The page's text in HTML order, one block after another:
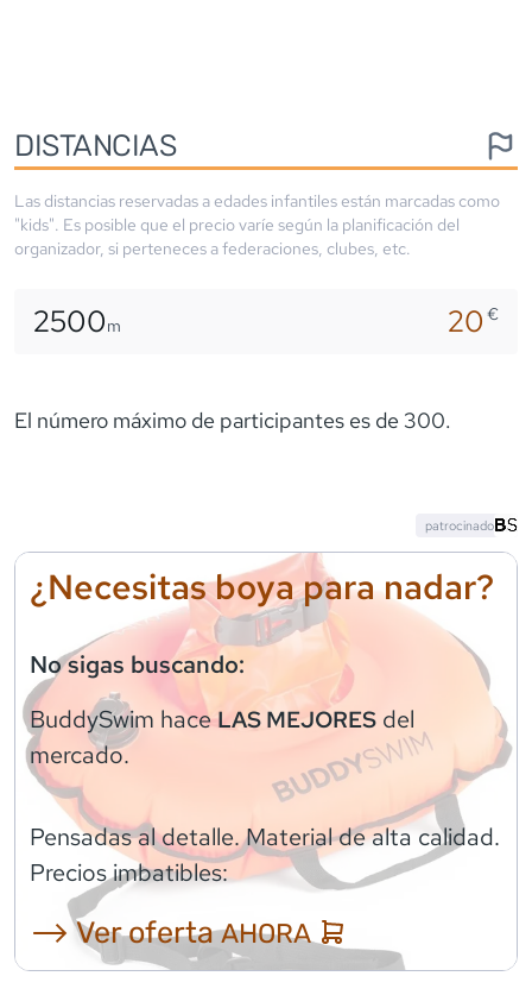
DISTANCIAS
Las distancias reservadas a edades infantiles están marcadas como
"kids". Es posible que el precio varíe según la planificación del
organizador, si perteneces a federaciones, clubes, etc.
2500m 20€
El número máximo de participantes es de 300.
¿Necesitas boya para nadar?
No sigas buscando:
BuddySwim haceLAS MEJORES del
mercado.
Pensadas al detalle. Material de alta calidad.
Precios imbatibles:
⟶ Ver ofertaAHORA
patrocinado